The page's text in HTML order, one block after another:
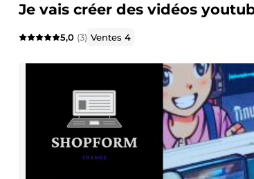
Je vais créer des vidéos
5,0 (3) Ventes4